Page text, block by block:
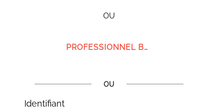
OU
PROFESSIONNEL BMG
OU
Identifiant